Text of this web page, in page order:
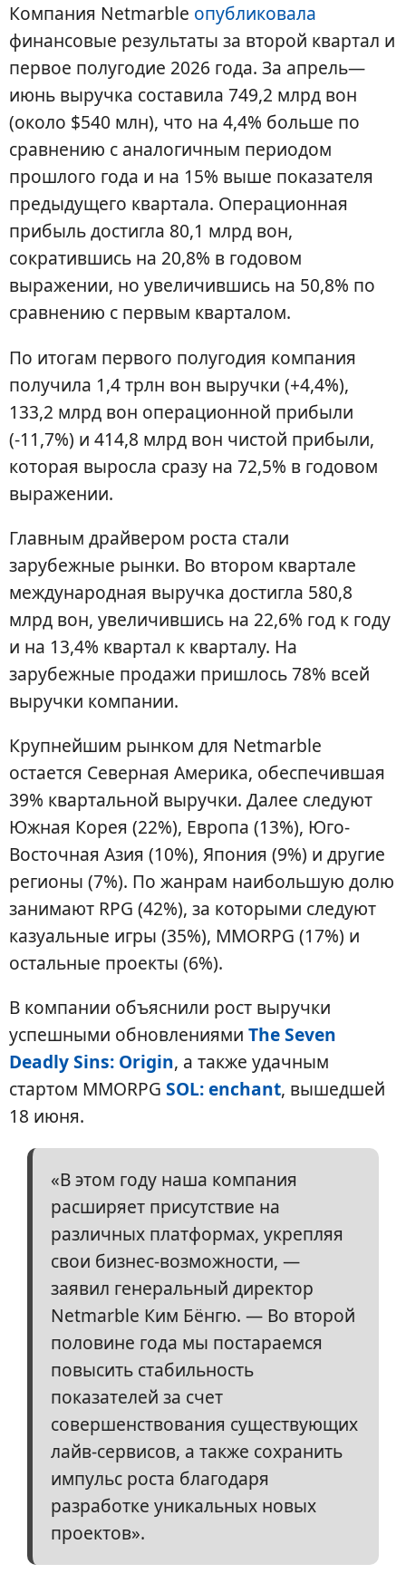
Компания Netmarble опубликовала
финансовые результаты за второй квартал и
первое полугодие 2026 года. За апрель—
июнь выручка составила 749,2 млрд вон
(около $540 млн), что на 4,4% больше по
сравнению с аналогичным периодом
прошлого года и на 15% выше показателя
предыдущего квартала. Операционная
прибыль достигла 80,1 млрд вон,
сократившись на 20,8% в годовом
выражении, но увеличившись на 50,8% по
сравнению с первым кварталом.
По итогам первого полугодия компания
получила 1,4 трлн вон выручки (+4,4%),
133,2 млрд вон операционной прибыли
(-11,7%) и 414,8 млрд вон чистой прибыли,
которая выросла сразу на 72,5% в годовом
выражении.
Главным драйвером роста стали
зарубежные рынки. Во втором квартале
международная выручка достигла 580,8
млрд вон, увеличившись на 22,6% год к году
и на 13,4% квартал к кварталу. На
зарубежные продажи пришлось 78% всей
выручки компании.
Крупнейшим рынком для Netmarble
остается Северная Америка, обеспечившая
39% квартальной выручки. Далее следуют
Южная Корея (22%), Европа (13%), Юго-
Восточная Азия (10%), Япония (9%) и другие
регионы (7%). По жанрам наибольшую долю
занимают RPG (42%), за которыми следуют
казуальные игры (35%), MMORPG (17%) и
остальные проекты (6%).
В компании объяснили рост выручки
успешными обновлениями The Seven
Deadly Sins: Origin, а также удачным
стартом MMORPG SOL: enchant, вышедшей
18 июня.
«В этом году наша компания
расширяет присутствие на
различных платформах, укрепляя
свои бизнес-возможности, —
заявил генеральный директор
Netmarble Ким Бёнгю. — Во второй
половине года мы постараемся
повысить стабильность
показателей за счет
совершенствования существующих
лайв-сервисов, а также сохранить
импульс роста благодаря
разработке уникальных новых
проектов».